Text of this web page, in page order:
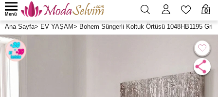
0
Menü
Ana Sayfa> EV YAŞAM> Bohem Süngerli Koltuk Örtüsü 1048HB1195 Gri